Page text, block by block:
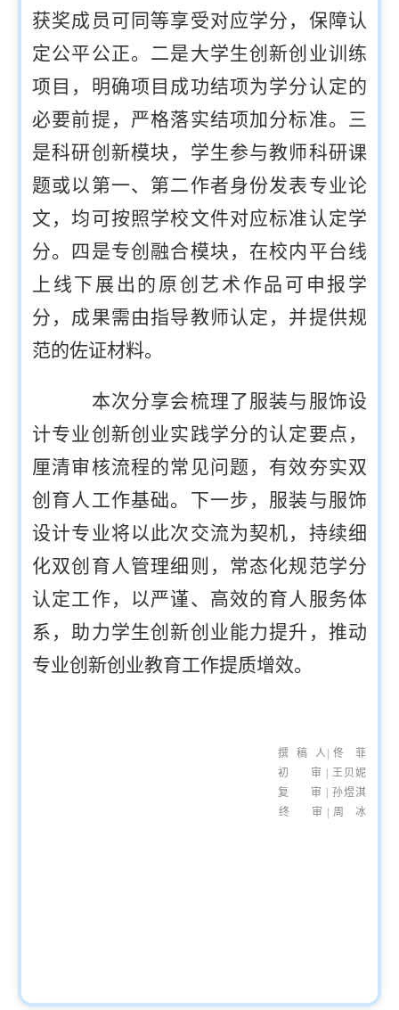
获奖成员可同等享受对应学分，保障认
定公平公正。二是大学生创新创业训练
项目，明确项目成功结项为学分认定的
必要前提，严格落实结项加分标准。三
是科研创新模块，学生参与教师科研课
题或以第一、第二作者身份发表专业论
文，均可按照学校文件对应标准认定学
分。四是专创融合模块，在校内平台线
上线下展出的原创艺术作品可申报学
分，成果需由指导教师认定，并提供规
范的佐证材料。
本次分享会梳理了服装与服饰设
计专业创新创业实践学分的认定要点，
厘清审核流程的常见问题，有效夯实双
创育人工作基础。下一步，服装与服饰
设计专业将以此次交流为契机，持续细
化双创育人管理细则，常态化规范学分
认定工作，以严谨、高效的育人服务体
系，助力学生创新创业能力提升，推动
专业创新创业教育工作提质增效。
撰 稿 人| 佟 菲
初 审 | 王贝妮
复 审 | 孙煜淇
终 审 | 周 冰